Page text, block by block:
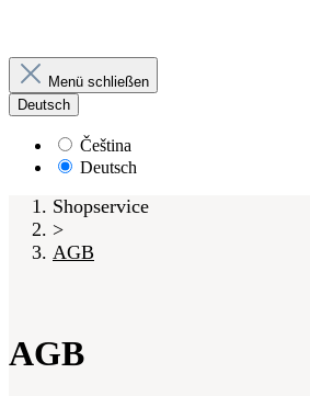
Menü schließen
Deutsch
Čeština
Deutsch
Shopservice
>
AGB
AGB